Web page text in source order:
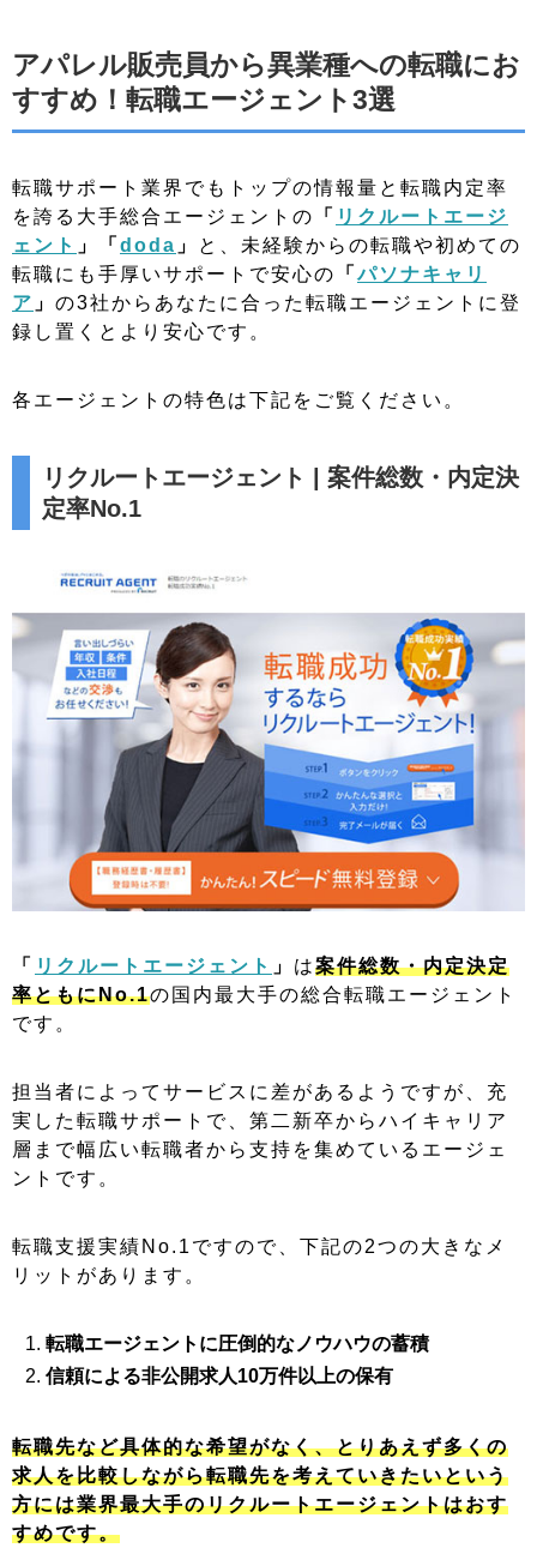
アパレル販売員から異業種への転職にお
すすめ！転職エージェント3選
転職サポート業界でもトップの情報量と転職内定率
を誇る大手総合エージェントの
「 リクルートエージ
ェント 」「doda 」
と、未経験からの転職や初めての
転職にも手厚いサポートで安心の
「パソナキャリ
ア 」 の3社からあなたに合った転職エージェントに登
録し置くとより安心です。
各エージェントの特色は下記をご覧ください。
リクルートエージェント | 案件総数・内定決
定率No.1
「 リクルートエージェント 」 は案件総数・内定決定
率ともにNo.1の国内最大手の総合転職エージェント
です。
担当者によってサービスに差があるようですが、充
実した転職サポートで、第二新卒からハイキャリア
層まで幅広い転職者から支持を集めているエージェ
ントです。
転職支援実績No.1ですので、下記の2つの大きなメ
リットがあります。
転職エージェントに圧倒的なノウハウの蓄積
信頼による非公開求人10万件以上の保有
転職先など具体的な希望がなく、とりあえず多くの
求人を比較しながら転職先を考えていきたいという
方には業界最大手のリクルートエージェントはおす
すめです。